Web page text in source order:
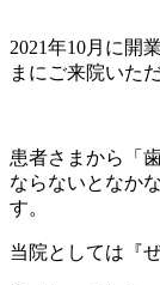
2021年10月に開
まにご来院いた
患者さまから「
ならないとなか
す。
当院としては『